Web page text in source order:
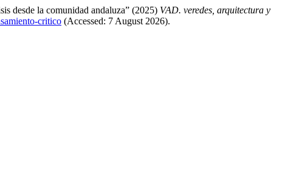
desde la comunidad andaluza” (2025) VAD. veredes, arquitectura y
critico (Accessed: 7 August 2026).